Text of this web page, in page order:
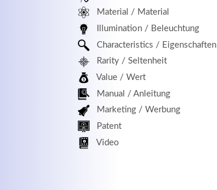
Material / Material
Illumination / Beleuchtung
Characteristics / Eigenschaften
Rarity / Seltenheit
Value / Wert
Manual / Anleitung
Marketing / Werbung
Patent
Video
MEHR INFOS
Kontaktdaten